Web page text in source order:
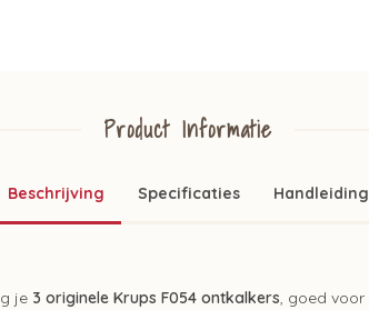
Product Informatie
Beschrijving Specificaties Handleiding
je 3 originele Krups F054 ontkalkers, goed voor